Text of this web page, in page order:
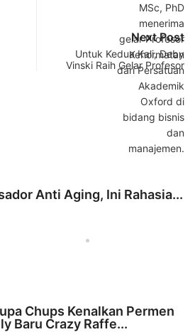
Next Post
Untuk Kedua Kali, Deby
Vinski Raih Gelar Profesor
Anti Aging, Ini Rahasia...
Chups Kenalkan Permen
Baru Crazy Raffe...